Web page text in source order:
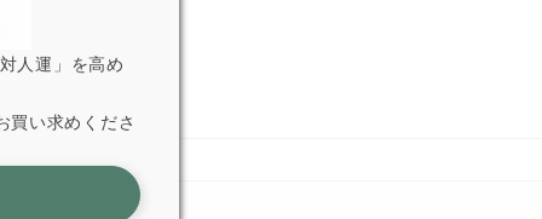
人運」を高め
買い求めくださ